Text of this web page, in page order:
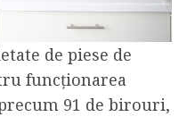
de piese de
funcționarea
91 de birouri,